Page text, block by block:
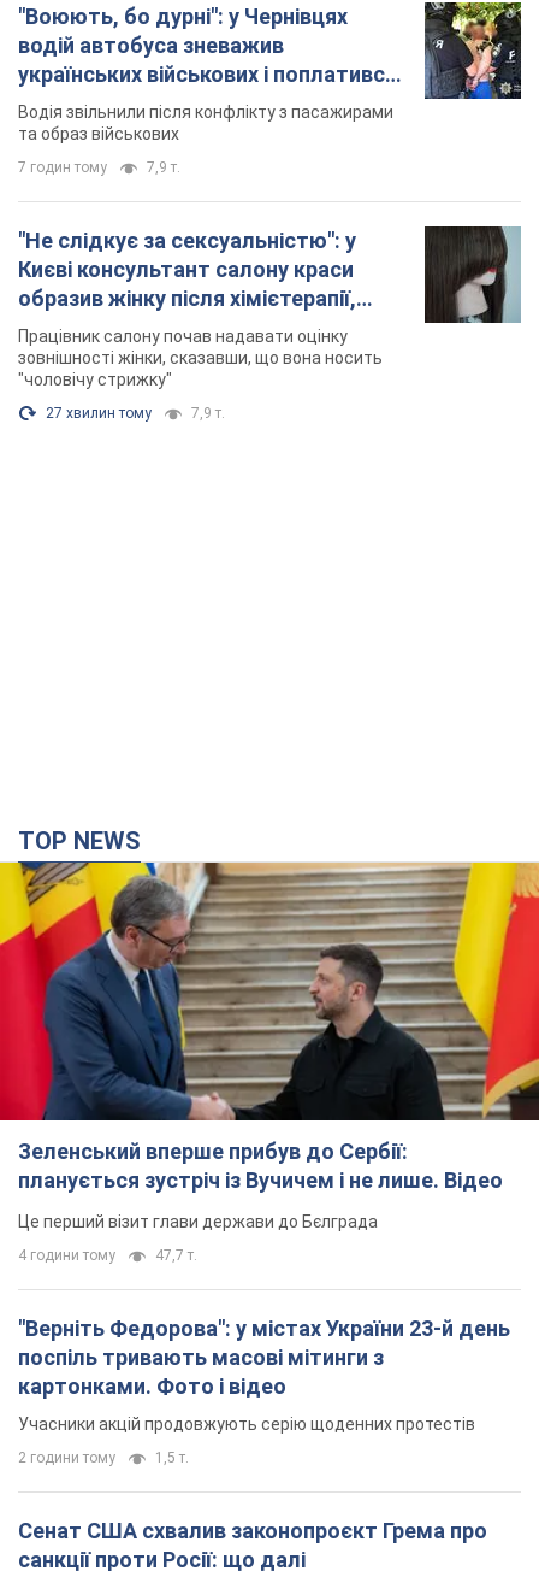
"Воюють, бо дурні": у Чернівцях
водій автобуса зневажив
українських військових і поплатився.
Відео
Водія звільнили після конфлікту з пасажирами
та образ військових
7 годин тому 7,9 т.
"Не слідкує за сексуальністю": у
Києві консультант салону краси
образив жінку після хімієтерапії,
розгорівся скандал. Фото
Працівник салону почав надавати оцінку
зовнішності жінки, сказавши, що вона носить
"чоловічу стрижку"
27 хвилин тому 7,9 т.
TOP NEWS
Зеленський вперше прибув до Сербії:
планується зустріч із Вучичем і не лише. Відео
Це перший візит глави держави до Бєлграда
4 години тому 47,7 т.
"Верніть Федорова": у містах України 23-й день
поспіль тривають масові мітинги з
картонками. Фото і відео
Учасники акцій продовжують серію щоденних протестів
2 години тому 1,5 т.
Сенат США схвалив законопроєкт Грема про
санкції проти Росії: що далі